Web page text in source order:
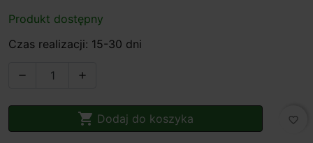
Produkt dostępny
Czas realizacji: 15-30 dni
 
 Dodaj do koszyka favorite_border